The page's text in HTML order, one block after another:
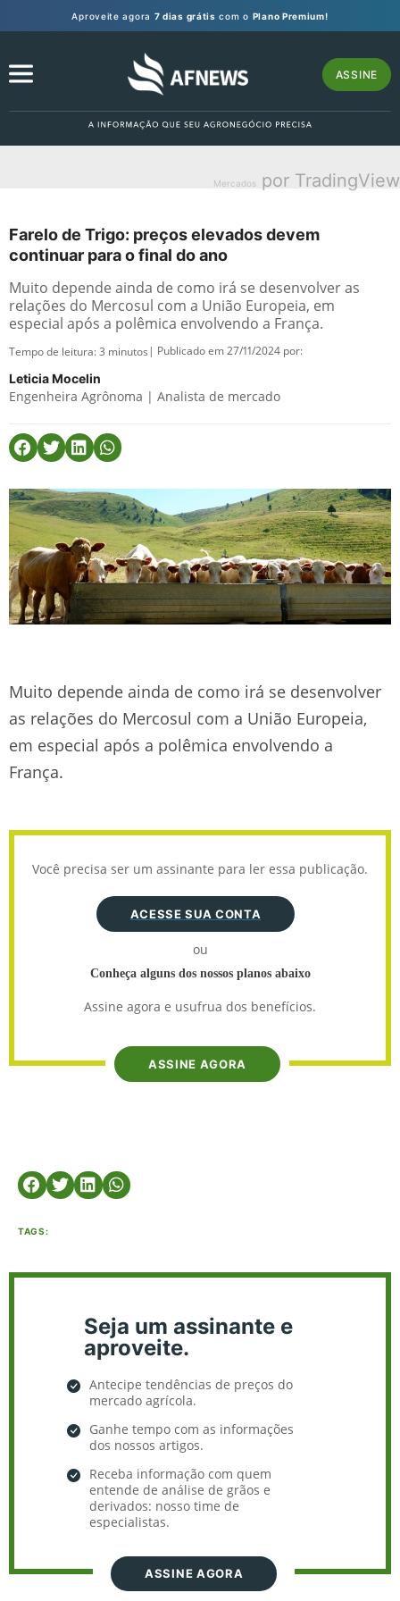
Aproveite agora 7 dias grátis com o Plano Premium!
ASSINE
Mercados por TradingView
Farelo de Trigo: preços elevados devem
continuar para o final do ano
Muito depende ainda de como irá se desenvolver as
relações do Mercosul com a União Europeia, em
especial após a polêmica envolvendo a França.
Tempo de leitura:3 minutos | Publicado em 27/11/2024 por:
Leticia Mocelin
Engenheira Agrônoma | Analista de mercado
Muito depende ainda de como irá se desenvolver
as relações do Mercosul com a União Europeia,
em especial após a polêmica envolvendo a
França.
Você precisa ser um assinante para ler essa publicação.
ACESSE SUA CONTA
ou
Conheça alguns dos nossos planos abaixo
Assine agora e usufrua dos benefícios.
ASSINE AGORA
TAGS:
Seja um assinante e
aproveite.
Antecipe tendências de preços do
mercado agrícola.
Ganhe tempo com as informações
dos nossos artigos.
Receba informação com quem
entende de análise de grãos e
derivados: nosso time de
especialistas.
ASSINE AGORA